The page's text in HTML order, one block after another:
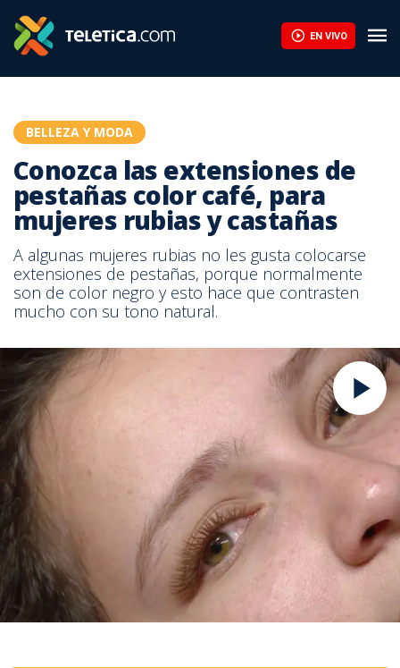
EN VIVO
BELLEZA Y MODA
Conozca las extensiones de
pestañas color café, para
mujeres rubias y castañas
A algunas mujeres rubias no les gusta colocarse
extensiones de pestañas, porque normalmente
son de color negro y esto hace que contrasten
mucho con su tono natural.